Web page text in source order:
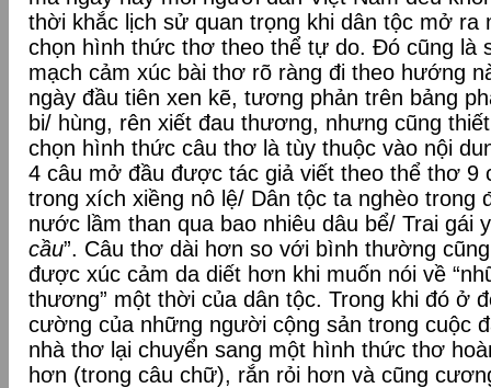
thời khắc lịch sử quan trọng khi dân tộc mở
chọn hình thức thơ theo thể tự do. Đó cũng là
mạch cảm xúc bài thơ rõ ràng đi theo hướng
ngày đầu tiên xen kẽ, tương phản trên bảng
bi/ hùng, rên xiết đau thương, nhưng cũng
chọn hình thức câu thơ là tùy thuộc vào nội
4 câu mở đầu được tác giả viết theo thể thơ 9
trong xích xiềng nô lệ/ Dân tộc ta nghèo trong
nước lầm than qua bao nhiêu dâu bể/ Trai gái
cầu”. Câu thơ dài hơn so với bình thường
được xúc cảm da diết hơn khi muốn nói về
thương” một thời của dân tộc. Trong khi đó ở
cường của những người cộng sản trong cuộc
nhà thơ lại chuyển sang một hình thức thơ
hơn (trong câu chữ), rắn rỏi hơn và cũng